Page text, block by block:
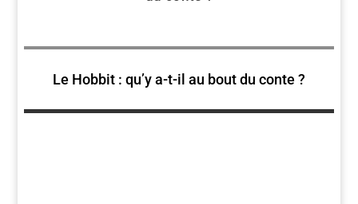
Le Hobbit : qu’y a-t-il au bout du conte ?